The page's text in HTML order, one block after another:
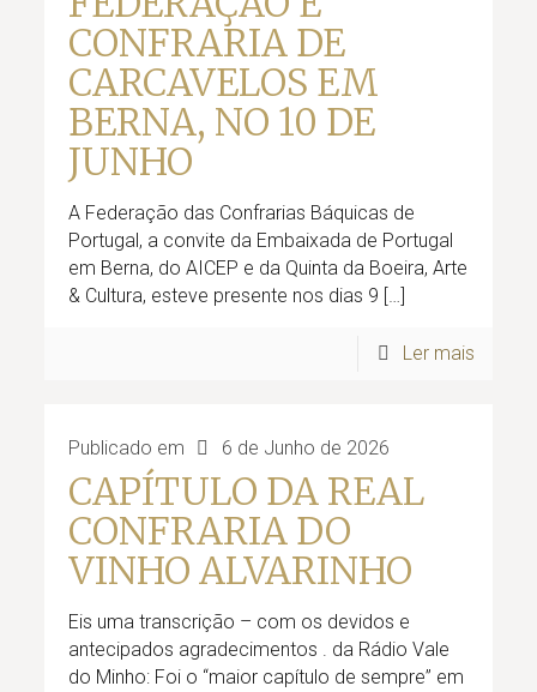
CONFRARIA DE
CARCAVELOS EM
BERNA, NO 10 DE
JUNHO
A Federação das Confrarias Báquicas de
Portugal, a convite da Embaixada de Portugal
em Berna, do AICEP e da Quinta da Boeira, Arte
& Cultura, esteve presente nos dias 9 […]
Ler mais
Publicado em 6 de Junho de 2026
CAPÍTULO DA REAL
CONFRARIA DO
VINHO ALVARINHO
Eis uma transcrição – com os devidos e
antecipados agradecimentos . da Rádio Vale
do Minho: Foi o “maior capítulo de sempre” em